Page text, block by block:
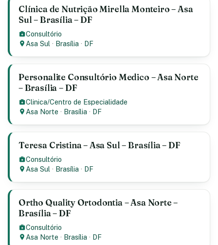
Clínica de Nutrição Mirella Monteiro – Asa
Sul – Brasília – DF
Consultório
Asa Sul · Brasília · DF
Personalite Consultório Medico – Asa Norte
– Brasília – DF
Clinica/Centro de Especialidade
Asa Norte · Brasília · DF
Teresa Cristina – Asa Sul – Brasília – DF
Consultório
Asa Sul · Brasília · DF
Ortho Quality Ortodontia – Asa Norte –
Brasília – DF
Consultório
Asa Norte · Brasília · DF